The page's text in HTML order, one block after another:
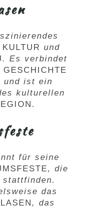
KULTUR und
. Es verbindet
GESCHICHTE
und ist ein
kulturellen
.
für seine
, die
stattfinden.
das
, das